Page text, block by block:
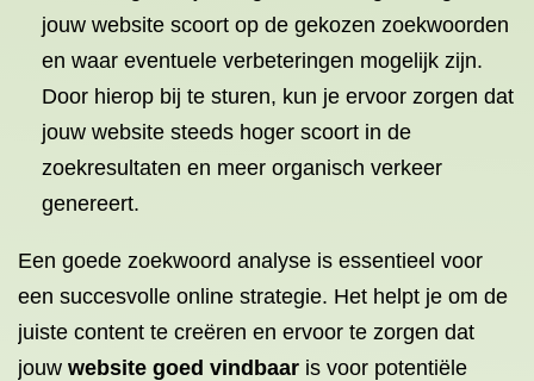
jouw website scoort op de gekozen zoekwoorden
en waar eventuele verbeteringen mogelijk zijn.
Door hierop bij te sturen, kun je ervoor zorgen dat
jouw website steeds hoger scoort in de
zoekresultaten en meer organisch verkeer
genereert.
Een goede zoekwoord analyse is essentieel voor
een succesvolle online strategie. Het helpt je om de
juiste content te creëren en ervoor te zorgen dat
jouw website goed vindbaar is voor potentiële